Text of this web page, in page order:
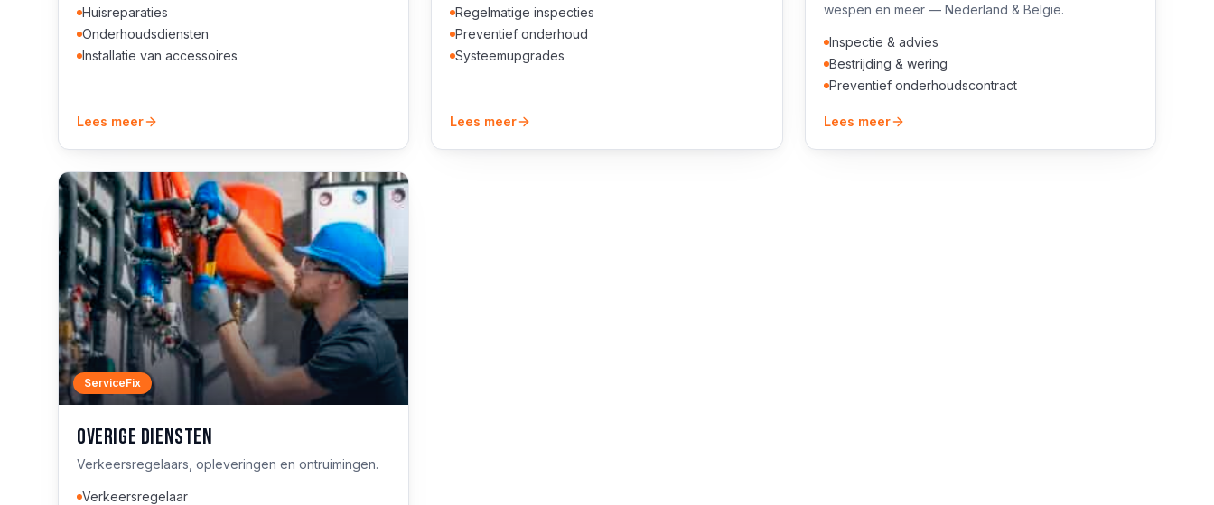
Huisreparaties
Onderhoudsdiensten
Installatie van accessoires
Lees meer
Regelmatige inspecties
Preventief onderhoud
Systeemupgrades
Lees meer
wespen en meer — Nederland & België.
Inspectie & advies
Bestrijding & wering
Preventief onderhoudscontract
Lees meer
ServiceFix
Overige diensten
Verkeersregelaars, opleveringen en ontruimingen.
Verkeersregelaar